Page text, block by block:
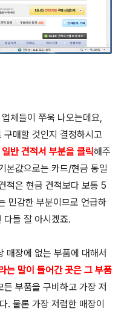
체들이 쭈욱 나오는데요,
구매할 것인지 결정하시고
반 견적서 부분을 클릭해주
본값으로는 카드/현금 동일
적은 현금 견적보다 보통 5
민감한 부분이므로 언급하
다들 잘 아시겠죠.
매장에 없는 부품에 대해서
는 말이 들어간 곳은 그 부품
든 부품을 구비하고 가장 저
. 물론 가장 저렴한 매장이